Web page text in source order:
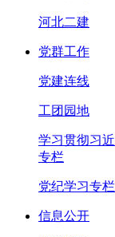
河北二建
党群工作
党建连线
工团园地
学习贯彻习
专栏
党纪学习专栏
信息公开